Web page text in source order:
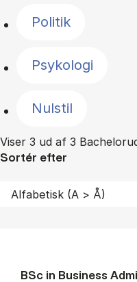
Politik
Psykologi
Nulstil
Viser 3 ud af 3
Sortér efter
BSc in Busi­ness